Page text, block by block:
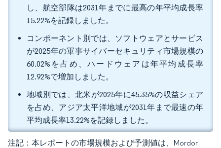
し、航空部隊は2031年までに最高の年平均成長率
15.22%を記録しました。
コンポーネント別では、ソフトウェアとサービス
が2025年の軍事サイバーセキュリティ市場規模の
60.02%を占め、ハードウェアは年平均成長率
12.92%で増加しました。
地域別では、北米が2025年に45.35%の収益シェア
を占め、アジア太平洋地域が2031年まで最速の年
平均成長率13.22%を記録しました。
注記：本レポートの市場規模および予測値は、Mordor